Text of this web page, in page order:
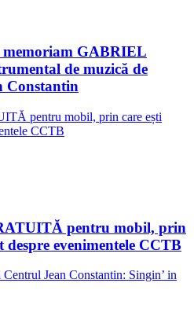
GABRIEL
de muzică de
Constantin
pentru mobil, prin
evenimentele CCTB